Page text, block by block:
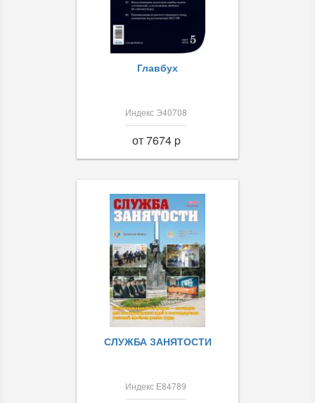
Главбух
Индекс Э40708
от 7674 p
СЛУЖБА ЗАНЯТОСТИ
Индекс Е84789